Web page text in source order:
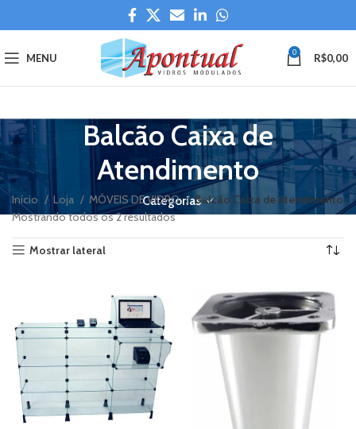
MENU 0 R$0,00
Balcão Caixa de
Atendimento
Categorias
Início Loja MÓVEIS DE VIDRO
Balcão Caixa de Atendimento
Mostrando todos os 2 resultados
Mostrar lateral